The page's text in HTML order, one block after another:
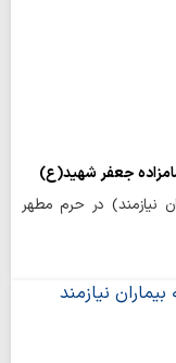
جعفر شهید(ع)
نیازمند) در حرم مطهر